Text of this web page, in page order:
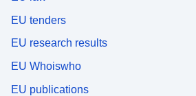
EU tenders
EU research results
EU Whoiswho
EU publications